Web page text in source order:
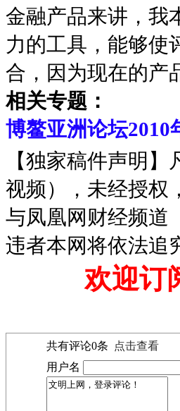
金融产品来讲，我
力的工具，能够使
合，因为现在的产
相关专题：
博鳌亚洲论坛2010
【独家稿件声明
视频），未经授权
与凤凰网财经频道
违者本网将依法追
欢迎订
共有评论0条
点击查看
用户名